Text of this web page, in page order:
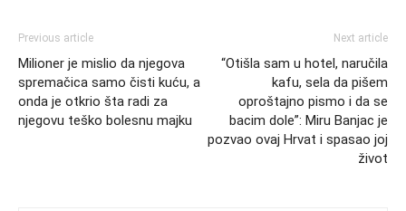
Previous article
Milioner je mislio da njegova
spremačica samo čisti kuću, a
onda je otkrio šta radi za
njegovu teško bolesnu majku
Next article
“Otišla sam u hotel, naručila
kafu, sela da pišem
oproštajno pismo i da se
bacim dole”: Miru Banjac je
pozvao ovaj Hrvat i spasao joj
život